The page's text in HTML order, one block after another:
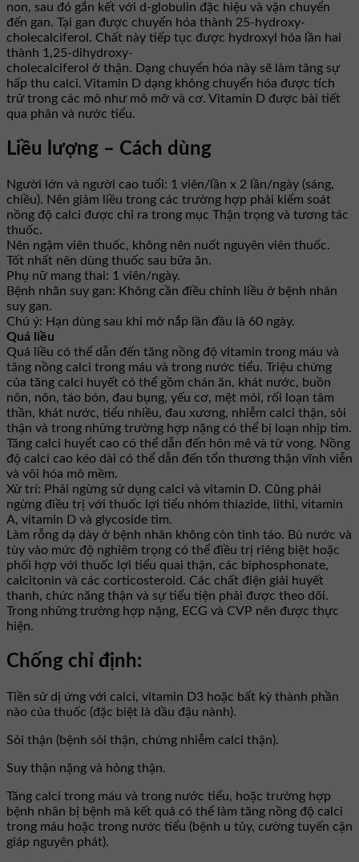
non, sau đó gắn kết với d-globulin đặc hiệu và vận chuyển
đến gan. Tại gan được chuyển hóa thành 25-hydroxy-
cholecalciferol. Chất này tiếp tục được hydroxyl hóa lần hai
thành 1,25-dihydroxy-
cholecalciferol ở thận. Dạng chuyển hóa này sẽ làm tăng sự
hấp thu calci. Vitamin D dạng không chuyển hóa được tích
trữ trong các mô như mô mỡ và cơ. Vitamin D được bài tiết
qua phân và nước tiểu.
Liều lượng – Cách dùng
Người lớn và người cao tuổi: 1 viên/lần x 2 lần/ngày (sáng,
chiều). Nên giảm liều trong các trường hợp phải kiểm soát
nồng độ calci được chỉ ra trong mục Thận trọng và tương tác
thuốc.
Nên ngậm viên thuốc, không nên nuốt nguyên viên thuốc.
Tốt nhất nên dùng thuốc sau bữa ăn.
Phụ nữ mang thai: 1 viên/ngày.
Bệnh nhãn suy gan: Không cần điều chỉnh liều ở bệnh nhân
suy gan.
Chú ý: Hạn dùng sau khi mở nắp lần đầu là 60 ngày.
Quá liều
Quá liều có thể dẫn đến tăng nồng độ vitamin trong máu và
tăng nồng calci trong máu và trong nước tiểu. Triệu chứng
của tăng calci huyết có thể gồm chán ăn, khát nước, buồn
nôn, nôn, táo bón, đau bụng, yếu cơ, mệt mỏi, rối loạn tâm
thần, khát nước, tiểu nhiều, đau xương, nhiễm calci thận, sỏi
thận và trong những trường hợp nặng có thể bị loạn nhịp tim.
Tăng calci huyểt cao có thể dẫn đến hôn mê và tử vong. Nồng
độ calci cao kéo dài có thể dẫn đến tổn thương thận vĩnh viễn
và vôi hóa mô mềm.
Xử trí: Phải ngừng sử dụng calci và vitamin D. Cũng phải
ngừng điều trị với thuốc lợi tiểu nhóm thiazide, lithi, vitamin
A, vitamin D và glycoside tim.
Làm rỗng dạ dày ở bệnh nhân không còn tỉnh táo. Bù nước và
tùy vào mức độ nghiêm trọng có thể điều trị riêng biệt hoặc
phối hợp với thuốc lợi tiểu quai thận, các biphosphonate,
calcitonin và các corticosteroid. Các chất điện giải huyết
thanh, chức năng thận và sự tiểu tiện phải được theo dõi.
Trong những trường hợp nặng, ECG và CVP nên được thực
hiện.
Chống chỉ định:
Tiền sử dị ứng với calci, vitamin D3 hoặc bất kỳ thành phần
nào của thuốc (đặc biệt là dầu đậu nành).
Sỏi thận (bệnh sỏi thận, chứng nhiễm calci thận).
Suy thận nặng và hỏng thận.
Tăng calci trong máu và trong nước tiểu, hoặc trường hợp
bệnh nhân bị bệnh mà kết quả có thể làm tăng nồng độ calci
trong máu hoặc trong nước tiểu (bệnh u tủy, cường tuyến cận
giáp nguyên phát).